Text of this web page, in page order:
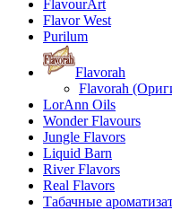
FlavourArt
Flavor West
Purilum
Flavorah
Flavorah
LorAnn Oils
Wonder Flavours
Jungle Flavors
Liquid Barn
River Flavors
Real Flavors
Табачные